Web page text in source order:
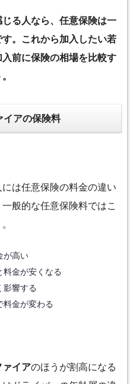
る人なら、任意保険は一
。これから加入したい若
前に保険の相場を比較す
イアの保険料
は任意保険の料金の違い
般的な任意保険料ではこ
が高い
料金が安くなる
影響する
料金が変わる
ァイアのほうが割高になる